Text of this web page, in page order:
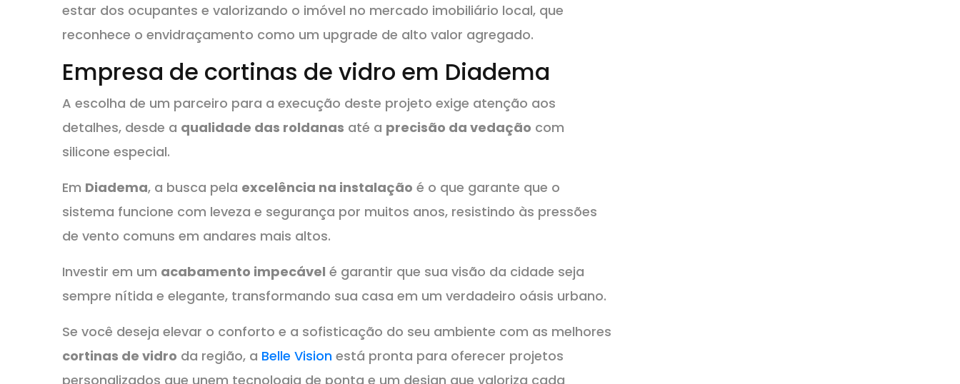
estar dos ocupantes e valorizando o imóvel no mercado imobiliário local, que
reconhece o envidraçamento como um upgrade de alto valor agregado.
Empresa de cortinas de vidro em Diadema
A escolha de um parceiro para a execução deste projeto exige atenção aos
detalhes, desde a qualidade das roldanas até a precisão da vedação com
silicone especial.
Em Diadema, a busca pela excelência na instalação é o que garante que o
sistema funcione com leveza e segurança por muitos anos, resistindo às pressões
de vento comuns em andares mais altos.
Investir em um acabamento impecável é garantir que sua visão da cidade seja
sempre nítida e elegante, transformando sua casa em um verdadeiro oásis urbano.
Se você deseja elevar o conforto e a sofisticação do seu ambiente com as melhores
cortinas de vidro da região, a Belle Vision está pronta para oferecer projetos
personalizados que unem tecnologia de ponta e um design que valoriza cada